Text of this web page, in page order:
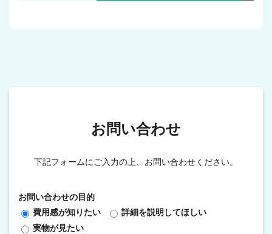
お問い合わせ
下記フォームにご入力の上、お問い合わせください。
お問い合わせの目的
費用感が知りたい
詳細を説明してほしい
実物が見たい